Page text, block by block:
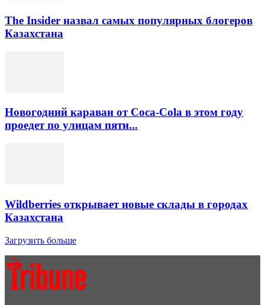
The Insider назвал самых популярных блогеров
Казахстана
Новогодний караван от Coca-Cola в этом году
проедет по улицам пяти...
Wildberries открывает новые склады в городах
Казахстана
Загрузить больше